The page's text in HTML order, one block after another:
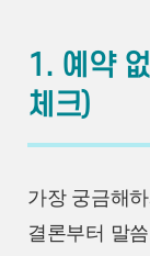
1. 예약
체크)
가장 궁금해
결론부터 말